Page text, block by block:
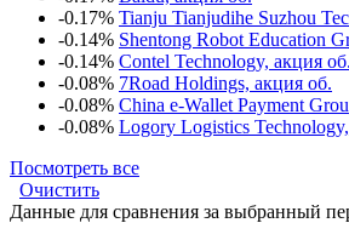
-0.17% Tianju Tianjudihe Suzhou
-0.14% Shentong Robot Education
-0.14% Contel Technology, акция об.
-0.08% 7Road Holdings, акция об.
-0.08% China e-Wallet Payment
-0.08% Logory Logistics
Посмотреть все
Очистить
Данные для сравнения за выбранный